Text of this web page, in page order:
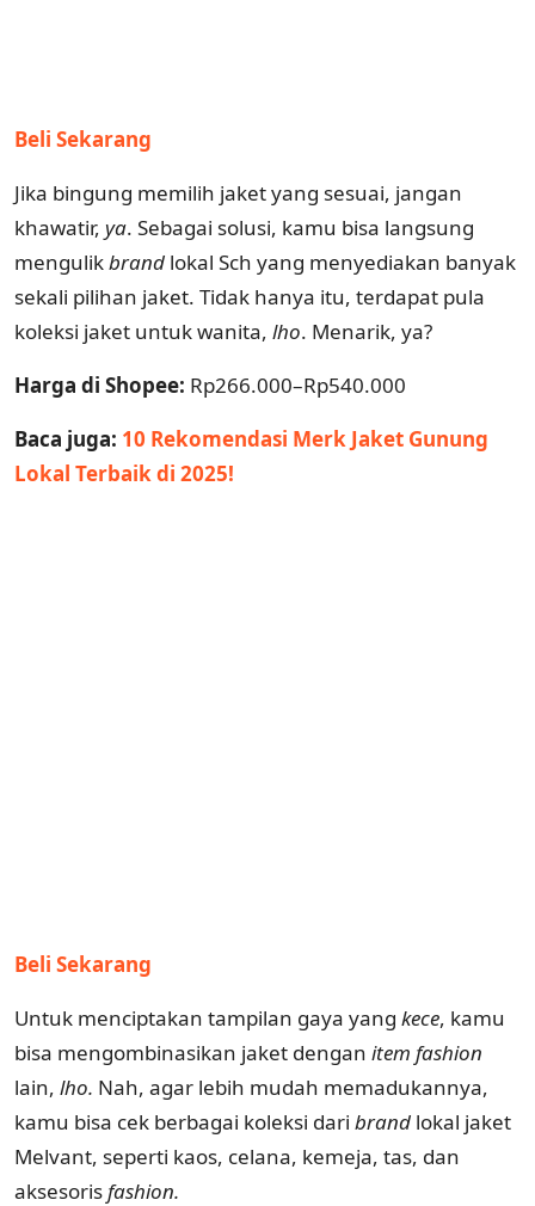
Beli Sekarang
Jika bingung memilih jaket yang sesuai, jangan
khawatir, ya. Sebagai solusi, kamu bisa langsung
mengulikbrand lokal Sch yang menyediakan banyak
sekali pilihan jaket. Tidak hanya itu, terdapat pula
koleksi jaket untuk wanita, lho. Menarik, ya?
Harga di Shopee: Rp266.000–Rp540.000
Baca juga: 10 Rekomendasi Merk Jaket Gunung
Lokal Terbaik di 2025!
Beli Sekarang
Untuk menciptakan tampilan gaya yang kece, kamu
bisa mengombinasikan jaket dengan item fashion
lain, lho. Nah, agar lebih mudah memadukannya,
kamu bisa cek berbagai koleksi dari brand lokal jaket
Melvant, seperti kaos, celana, kemeja, tas, dan
aksesorisfashion.